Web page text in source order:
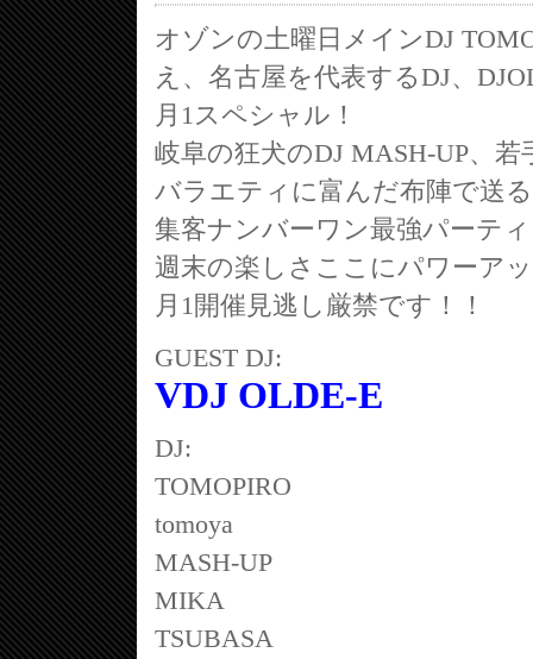
オゾンの土曜日メインDJ
え、名古屋を代表するDJ、
月1スペシャル！
岐阜の狂犬のDJ MASH-UP、
バラエティに富んだ布陣で送
集客ナンバーワン最強パーテ
週末の楽しさここにパワーア
月1開催見逃し厳禁です！！
GUEST DJ:
VDJ OLDE-E
DJ:
TOMOPIRO
tomoya
MASH-UP
MIKA
TSUBASA